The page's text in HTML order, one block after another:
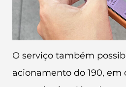
O serviço também
acionamento do 190, em